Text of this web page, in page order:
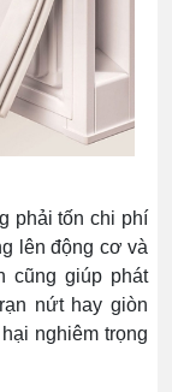
phải tốn chi phí
lên động cơ và
cũng giúp phát
nứt hay giòn
nghiêm trọng